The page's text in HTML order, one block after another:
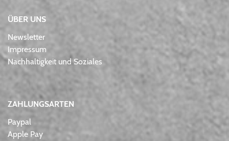
ÜBER UNS
Newsletter
Impressum
Nachhaltigkeit und Soziales
ZAHLUNGSARTEN
Paypal
Apple Pay